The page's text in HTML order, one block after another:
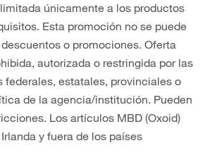
únicamente a los productos
Esta promoción no se puede
o promociones. Oferta
autorizada o restringida por las
federales, estatales, provinciales o
de la agencia/institución. Pueden
Los artículos MBD (Oxoid)
y fuera de los países